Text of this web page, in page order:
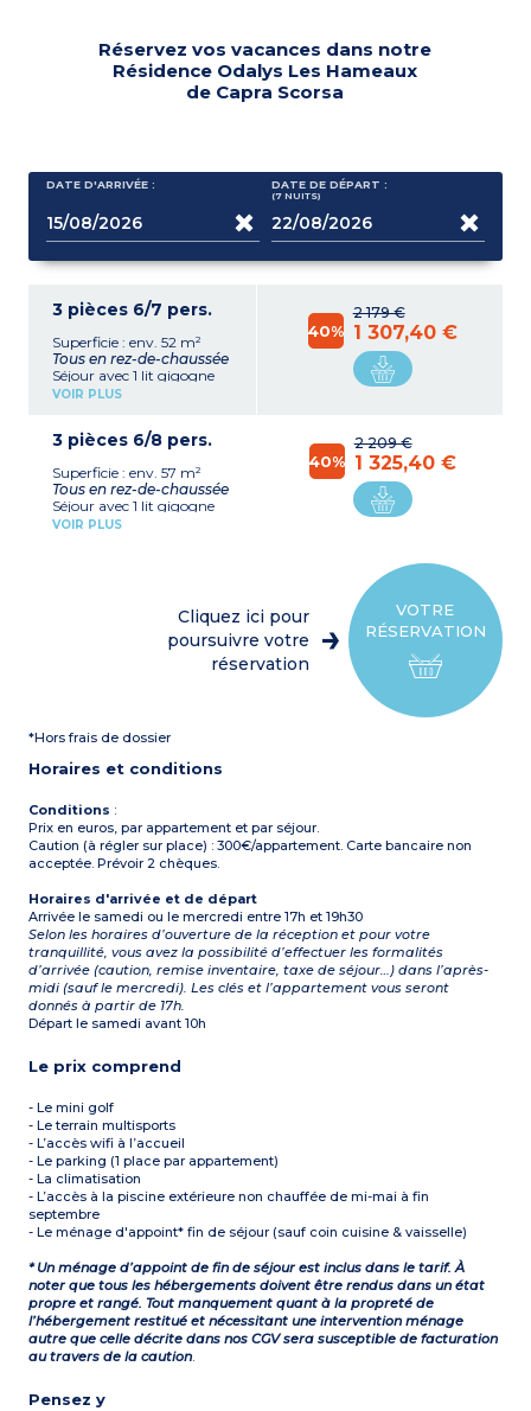
Réservez vos vacances dans notre
Résidence Odalys Les Hameaux
de Capra Scorsa
DATE D'ARRIVÉE : DATE DE DÉPART :
(7 NUITS)
3 pièces 6/7 pers.
Superficie : env. 52 m²
Tous en rez-de-chaussée
Séjour avec 1 lit gigogne
(2x80) + 1 fauteuil lit (80)
Kitchenette équipée
ondes/gril, lave-vaisselle,
cafetière filtre, frigo)
Salle de bains, WC séparé
Terrasse extérieure + petit
- Appartements aménagés
mobilité réduite (PMR) : 1
de bain
VOIR PLUS
2 179 €
40% 1 307,40 €
3 pièces 6/8 pers.
Superficie : env. 57 m²
Tous en rez-de-chaussée
Séjour avec 1 lit gigogne
(2x80) + 2 fauteuils lits (80,
Kitchenette équipée
(plaque électrique, micro-
ondes/gril, lave-vaisselle,
Terrasse extérieure + petit
1 stationnement gratuit
(numéroté)
VOIR PLUS
2 209 €
40% 1 325,40 €
VOTRE
RÉSERVATION
Cliquez ici pour
poursuivre votre
réservation
*Hors frais de dossier
Horaires et conditions
Conditions :
Prix en euros, par appartement et par séjour.
Caution (à régler sur place) : 300€/appartement. Carte bancaire non
acceptée. Prévoir 2 chèques.
Horaires d'arrivée et de départ
Arrivée le samedi ou le mercredi entre 17h et 19h30
Selon les horaires d’ouverture de la réception et pour votre
tranquillité, vous avez la possibilité d’effectuer les formalités
d’arrivée (caution, remise inventaire, taxe de séjour…) dans l’après-
midi (sauf le mercredi). Les clés et l’appartement vous seront
donnés à partir de 17h.
Départ le samedi avant 10h
Le prix comprend
- Le mini golf
- Le terrain multisports
- L’accès wifi à l’accueil
- Le parking (1 place par appartement)
- La climatisation
- L’accès à la piscine extérieure non chauffée de mi-mai à fin
septembre
- Le ménage d'appoint* fin de séjour (sauf coin cuisine & vaisselle)
* Un ménage d’appoint de fin de séjour est inclus dans le tarif. À
noter que tous les hébergements doivent être rendus dans un état
propre et rangé. Tout manquement quant à la propreté de
l’hébergement restitué et nécessitant une intervention ménage
autre que celle décrite dans nos CGV sera susceptible de facturation
au travers de la caution.
Pensez y